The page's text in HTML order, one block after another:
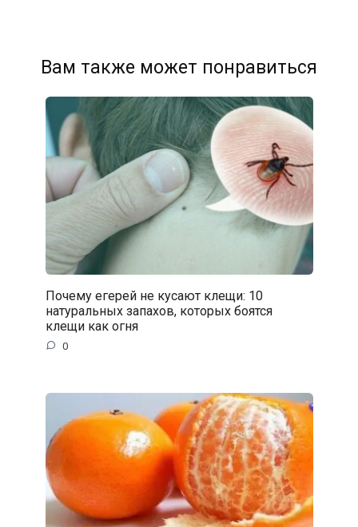
Вам также может понравиться
Почему егерей не кусают клещи: 10
натуральных запахов, которых боятся
клещи как огня
0